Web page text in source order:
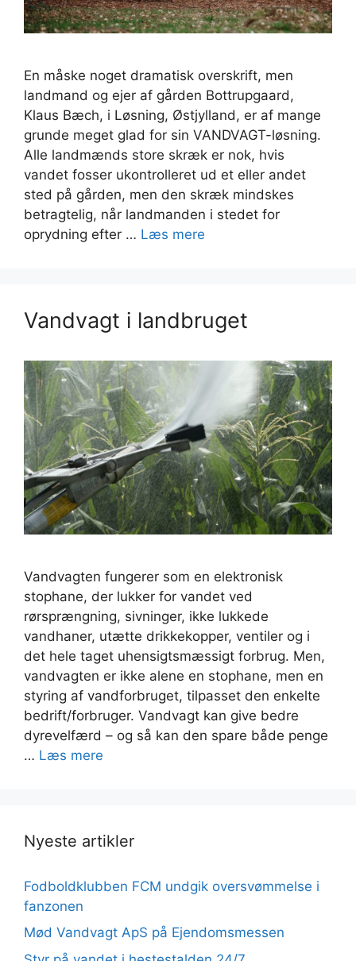
En måske noget dramatisk overskrift, men
landmand og ejer af gården Bottrupgaard,
Klaus Bæch, i Løsning, Østjylland, er af mange
grunde meget glad for sin VANDVAGT-løsning.
Alle landmænds store skræk er nok, hvis
vandet fosser ukontrolleret ud et eller andet
sted på gården, men den skræk mindskes
betragtelig, når landmanden i stedet for
oprydning efter … Læs mere
Vandvagt i landbruget
Vandvagten fungerer som en elektronisk
stophane, der lukker for vandet ved
rørsprængning, sivninger, ikke lukkede
vandhaner, utætte drikkekopper, ventiler og i
det hele taget uhensigtsmæssigt forbrug. Men,
vandvagten er ikke alene en stophane, men en
styring af vandforbruget, tilpasset den enkelte
bedrift/forbruger. Vandvagt kan give bedre
dyrevelfærd – og så kan den spare både penge
… Læs mere
Nyeste artikler
Fodboldklubben FCM undgik oversvømmelse i
fanzonen
Mød Vandvagt ApS på Ejendomsmessen